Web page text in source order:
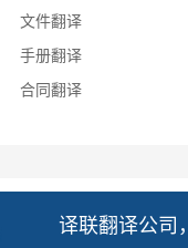
文件翻译
手册翻译
合同翻译
译联翻译公司